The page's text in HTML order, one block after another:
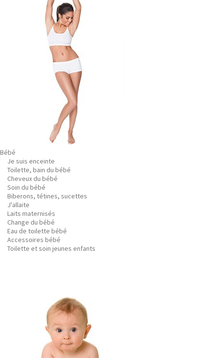
Bébé
Je suis enceinte
Toilette, bain du bébé
Cheveux du bébé
Soin du bébé
Biberons, tétines, sucettes
J'allaite
Laits maternisés
Change du bébé
Eau de toilette bébé
Accessoires bébé
Toilette et soin jeunes enfants